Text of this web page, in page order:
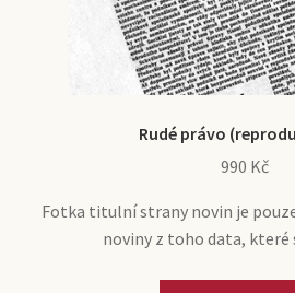
Rudé právo
990 Kč
Fotka titulní strany novin je
noviny z toho data, které